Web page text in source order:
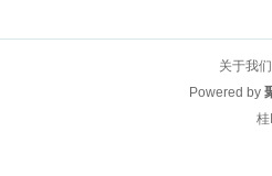
关于我们
Powered by